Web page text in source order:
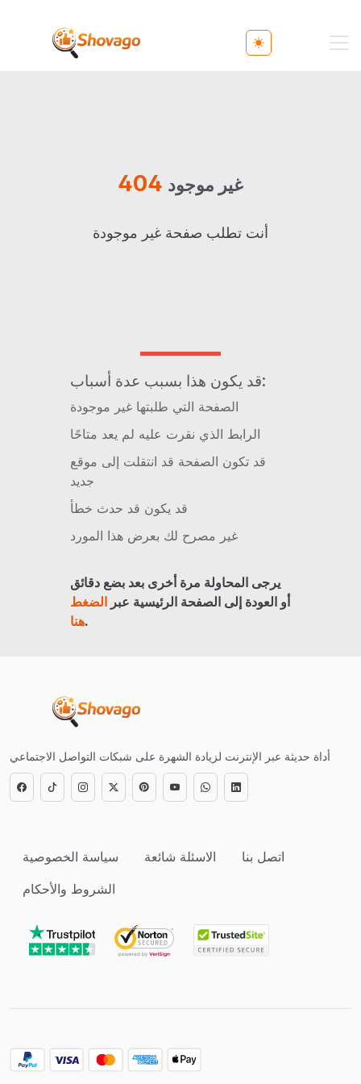
Toggle theme
404 غير موجود
أنت تطلب صفحة غير موجودة
قد يكون هذا بسبب عدة أسباب:
الصفحة التي طلبتها غير موجودة
الرابط الذي نقرت عليه لم يعد متاحًا
قد تكون الصفحة قد انتقلت إلى موقع
جديد
قد يكون قد حدث خطأ
غير مصرح لك بعرض هذا المورد
يرجى المحاولة مرة أخرى بعد بضع دقائق
أو العودة إلى الصفحة الرئيسية عبرالضغط
هنا.
أداة حديثة عبر الإنترنت لزيادة الشهرة على شبكات التواصل الاجتماعي
سياسة الخصوصية الاسئلة شائعة
اتصل بنا
الشروط والأحكام